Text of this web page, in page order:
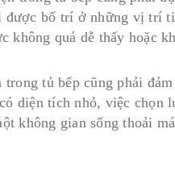
bố trí ở những vị trí
quá dễ thấy hoặc
tủ bếp cũng phải
diện tích nhỏ, việc chọn
không gian sống thoải